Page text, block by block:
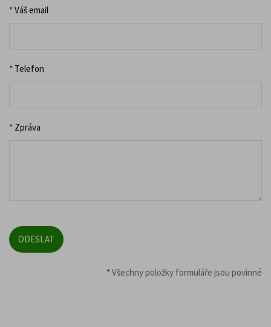
*Váš email
* Telefon
* Zpráva
*Všechny položky formuláře jsou povinné